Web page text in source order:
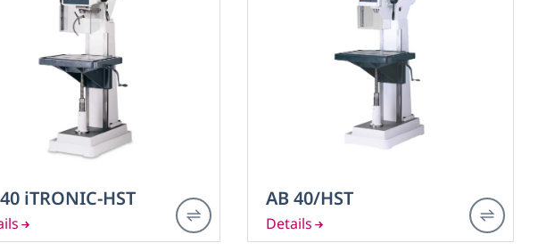
iTRONIC-HST AB 40/HST